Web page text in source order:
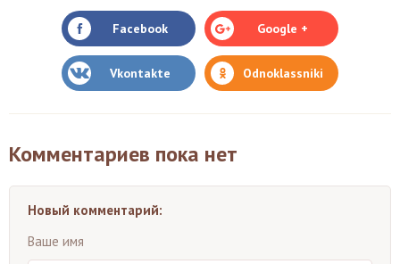
Facebook Google +
Vkontakte Odnoklassniki
Комментариев пока нет
Новый комментарий:
Ваше имя